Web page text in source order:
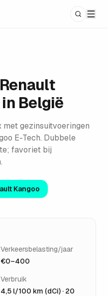
Renault
België
gezinsuitvoeringen
E-Tech. Dubbele
favoriet bij
Kangoo
Verkeersbelasting/jaar
€0–400
Verbruik
4,5 l/100 km (dCi) · 20